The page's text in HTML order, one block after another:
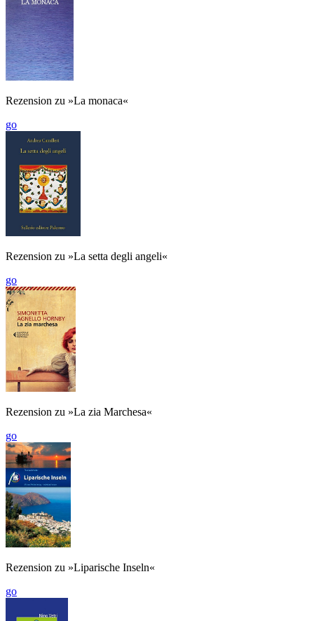
Rezension zu »La monaca«
go
Rezension zu »La setta degli angeli«
go
Rezension zu »La zia Marchesa«
go
Rezension zu »Liparische Inseln«
go